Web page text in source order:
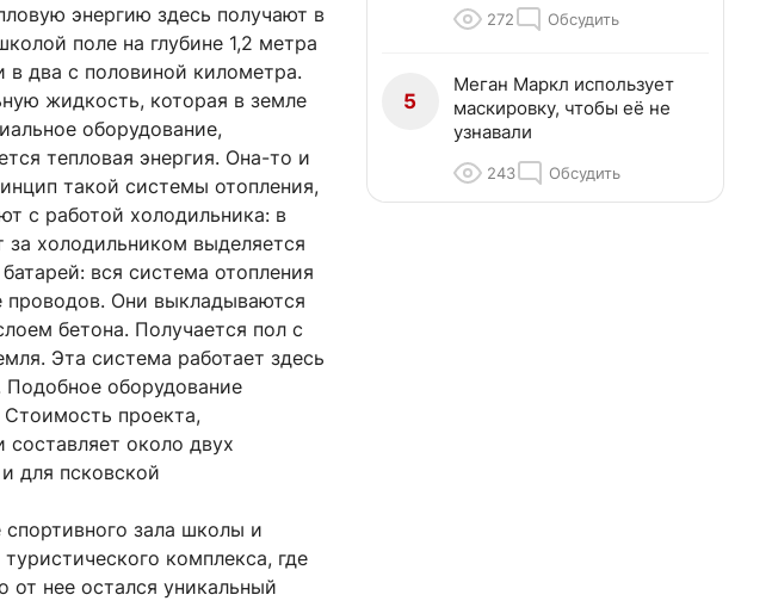
энергию здесь получают в
поле на глубине 1,2 метра
два с половиной километра.
жидкость, которая в земле
оборудование,
тепловая энергия. Она-то и
такой системы отопления,
с работой холодильника: в
за холодильником выделяется
вся система отопления
проводов. Они выкладываются
бетона. Получается пол с
Эта система работает здесь
оборудование
Стоимость проекта,
составляет около двух
для псковской
зала школы и
комплекса, где
от нее остался уникальный
272 Обсудить
5
Меган Маркл использует
маскировку, чтобы её не
узнавали
243 Обсудить